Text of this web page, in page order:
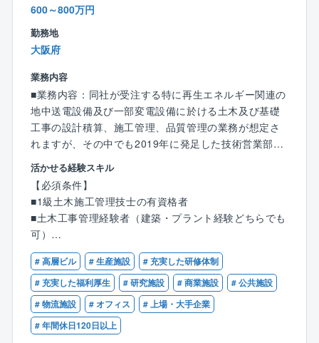
■充実の福利厚生：2018年に宿舎を新築(30平方メート
ル)し、単身赴任95%企業負担で利用可能です。また社
用車も貸与します。
■安定的な業績：2016年度～2019年度にかけては「売
上高1,650億円以上、経常利益額125億円以上」を目標
に掲げ、個人力の向上と総合力の発揮を両軸に、提案
営業力や現場施工力の向上、部門間連携での現場共同
施工など質の高いエンジニアリング企業へ着実に前進
し、結果として2019年度において本目標を達成してい
ます。
600～800万円
勤務地
大阪府
業務内容
■業務内容：同社が受注する特に再生エネルギー関連の
地中送電設備及び一部変電設備に於ける土木及び基礎
工事の設計積算、施工管理、品質管理の業務が想定さ
れますが、その中でも2019年に発足した技術営業部で
の案件増加に伴い、主に施工管理・設計積算業務を御
願いする事となります。
具体的な業務内容としては、
地中管路設備、変電所基礎等の調査・計画・設計積
算・検査他となり、工事エリアは大阪を拠点に日本全
国となり、出張ベースでご対応を頂く事になります。
■就業環境について：中期経営計画「VISION24」にお
いて、重点施策のひとつに「ワークライフ・バランス
施策の再構築」を掲げ、労働環境の改善に向けて、積
極的な取り組みを行っております。
活かせる経験スキル
【必須条件】
■1級土木施工管理技士の有資格者
■土木工事管理経験者（建築・プラント経験どちらでも
可）
# 高層ビル # 生産施設
# 充実した研修体制
# 充実した福利厚生
# 研究施設 # 商業施設
# 公共施設
# 物流施設
# オフィス
# 上場・大手企業
# 年間休日120日以上